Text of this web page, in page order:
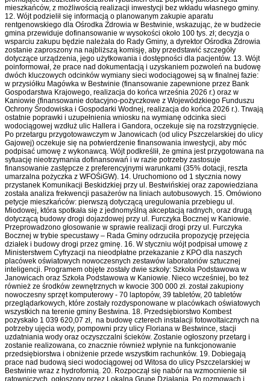
mieszkańców, z możliwością realizacji inwestycji bez wkładu własnego gminy.
12. Wójt podzielił się informacją o planowanym zakupie aparatu
rentgenowskiego dla Ośrodka Zdrowia w Bestwinie, wskazując, że w budżecie
gmina przewiduje dofinansowanie w wysokości około 100 tys. zł; decyzja o
wsparciu zakupu będzie należała do Rady Gminy, a dyrektor Ośrodka Zdrowia
zostanie zaproszony na najbliższą komisję, aby przedstawić szczegóły
dotyczące urządzenia, jego użytkowania i dostępności dla pacjentów. 13. Wójt
poinformował, że prace nad dokumentacją i uzyskaniem pozwoleń na budowę
dwóch kluczowych odcinków wymiany sieci wodociągowej są w finalnej fazie:
w przysiółku Magówka w Bestwinie (finansowanie zapewnione przez Bank
Gospodarstwa Krajowego, realizacja do końca września 2026 r.) oraz w
Kaniowie (finansowanie dotacyjno-pożyczkowe z Wojewódzkiego Funduszu
Ochrony Środowiska i Gospodarki Wodnej, realizacja do końca 2026 r.). Trwają
ostatnie poprawki i uzupełnienia wniosku na wymianę odcinka sieci
wodociągowej wzdłuż ulic Hallera i Gandora, oczekuje się na rozstrzygnięcie.
Po przetargu przygotowawczym w Janowicach (od ulicy Pszczelarskiej do ulicy
Gajowej) oczekuje się na potwierdzenie finansowania inwestycji, aby móc
podpisać umowę z wykonawcą. Wójt podkreślił, że gmina jest przygotowana na
sytuację nieotrzymania dofinansowań i w razie potrzeby zastosuje
finansowanie zastępcze z preferencyjnymi warunkami (35% dotacji, reszta
umarzalna pożyczka z WFOŚiGW). 14. Uruchomiono od 1 stycznia nowy
przystanek Komunikacji Beskidzkiej przy ul. Bestwińskiej oraz zapowiedziana
została analiza frekwencji pasażerów na liniach autobusowych. 15. Omówiono
petycje mieszkańców: pierwszą dotyczącą uregulowania przebiegu ul.
Miodowej, która spotkała się z jednomyślną akceptacją radnych, oraz drugą
dotyczącą budowy drogi dojazdowej przy ul. Furczyka Bocznej w Kaniowie.
Przeprowadzono głosowanie w sprawie realizacji drogi przy ul. Furczyka
Bocznej w trybie specustawy – Rada Gminy odrzuciła propozycję przejęcia
działek i budowy drogi przez gminę. 16. W styczniu wójt podpisał umowę z
Ministerstwem Cyfryzacji na nieodpłatne przekazanie z KPO dla naszych
placówek oświatowych nowoczesnych zestawów laboratoriów sztucznej
inteligencji. Programem objęte zostały dwie szkoły: Szkoła Podstawowa w
Janowicach oraz Szkoła Podstawowa w Kaniowie. Nieco wcześniej, bo też
również ze środków zewnętrznych w kwocie 300 000 zł. został zakupiony
nowoczesny sprzęt komputerowy - 70 laptopów, 39 tabletów, 20 tabletów
przeglądarkowych, które zostały rozdysponowane w placówkach oświatowych
wszystkich na terenie gminy Bestwina. 18. Przedsiębiorstwo Kombest
pozyskało 1 039 620,07 zł, na budowę czterech instalacji fotowoltaicznych na
potrzeby ujęcia wody, pompowni przy ulicy Floriana w Bestwince, stacji
uzdatniania wody oraz oczyszczalni ścieków. Zostanie ogłoszony przetarg i
zostanie realizowana, co znacznie również wpłynie na funkcjonowanie
przedsiębiorstwa i obniżenie przede wszystkim rachunków. 19. Dobiegają
prace nad budową sieci wodociągowej od Witosa do ulicy Pszczelarskiej w
Bestwinie wraz z hydrofornią. 20. Rozpoczął się nabór na wzmocnienie sił
ratowniczych, ogłoszony przez Lokalną Grupę Działania. Po rozmowach i